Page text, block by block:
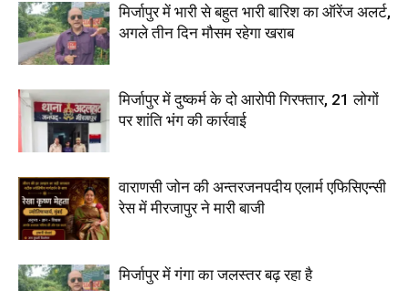
मिर्जापुर में भारी से बहुत भारी बारिश का ऑरेंज अलर्ट,
अगले तीन दिन मौसम रहेगा खराब
मिर्जापुर में दुष्कर्म के दो आरोपी गिरफ्तार, 21 लोगों
पर शांति भंग की कार्रवाई
वाराणसी जोन की अन्तरजनपदीय एलार्म एफिसिएन्सी
रेस में मीरजापुर ने मारी बाजी
मिर्जापुर में गंगा का जलस्तर बढ़ रहा है